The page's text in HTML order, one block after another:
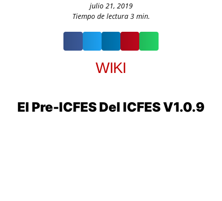
julio 21, 2019
Tiempo de lectura 3 min.
WIKI
El Pre-ICFES Del ICFES V1.0.9